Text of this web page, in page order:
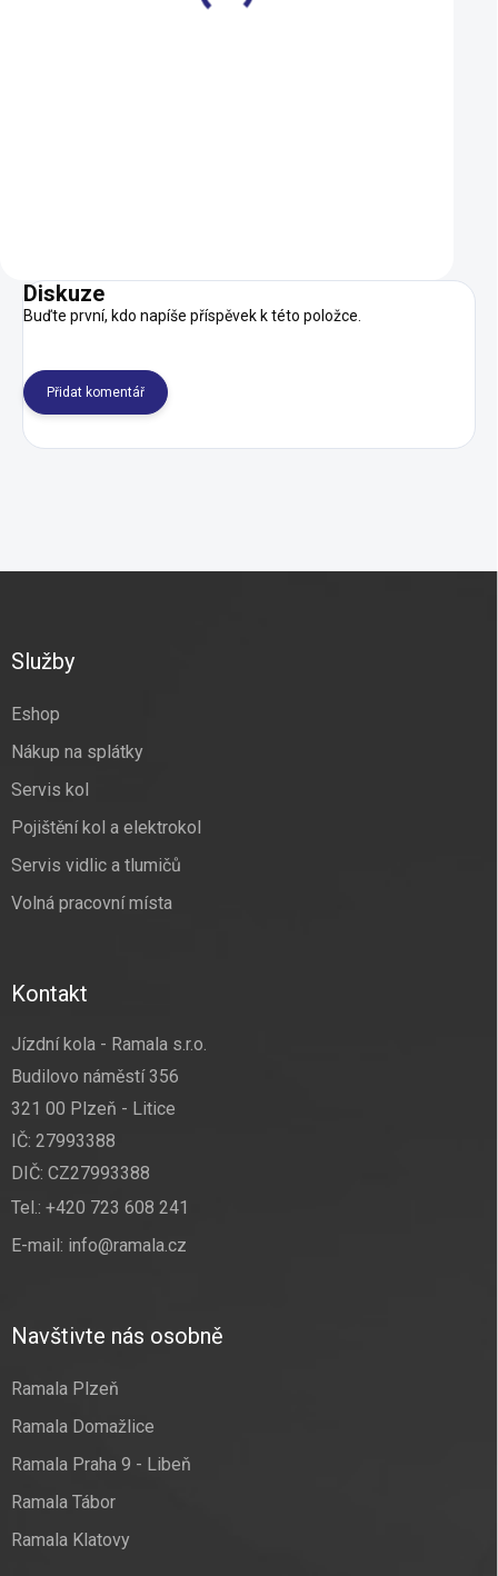
Diskuze
Buďte první, kdo napíše příspěvek k této položce.
Přidat komentář
Služby
Eshop
Nákup na splátky
Servis kol
Pojištění kol a elektrokol
Servis vidlic a tlumičů
Volná pracovní místa
Kontakt
Jízdní kola - Ramala s.r.o.
Budilovo náměstí 356
321 00 Plzeň - Litice
IČ: 27993388
DIČ: CZ27993388
Tel.: +420 723 608 241
E-mail: info@ramala.cz
Navštivte nás osobně
Ramala Plzeň
Ramala Domažlice
Ramala Praha 9 - Libeň
Ramala Tábor
Ramala Klatovy